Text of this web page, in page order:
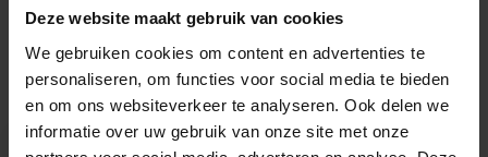
Deze website maakt gebruik van cookies
We gebruiken cookies om content en advertenties te
personaliseren, om functies voor social media te bieden
en om ons websiteverkeer te analyseren. Ook delen we
informatie over uw gebruik van onze site met onze
Delen
Laatst bekeken